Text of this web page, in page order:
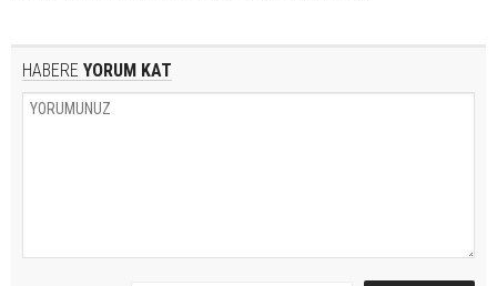
HABERE YORUM KAT